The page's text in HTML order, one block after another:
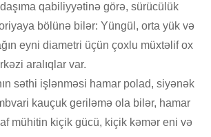
qabiliyyətinə görə, sürücülük
bölünə bilər: Yüngül, orta yük və
eyni diametri üçün çoxlu müxtəlif ox
aralıqlar var.
səthi işlənməsi hamar polad, siyənək
kauçuk geriləmə ola bilər, hamar
mühitin kiçik gücü, kiçik kəmər eni və